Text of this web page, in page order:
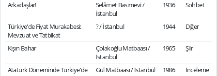
Arkadaşlar!
Selâmet Basımevi /
İstanbul
1936 Sohbet
Türkiye'de Fiyat Murakabesi:
Mevzuat ve Tatbikat
? / İstanbul 1944 Diğer
Kışın Bahar
Çolakoğlu Matbaası /
İstanbul
1965 Şiir
Atatürk Döneminde Türkiye'de
Gül Matbaası / İstanbul 1986 İnceleme